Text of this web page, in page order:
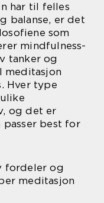
har til felles
balanse, er det
som
mindfulness-
tanker og
meditasjon
Hver type
og det er
best for
fordeler og
meditasjon